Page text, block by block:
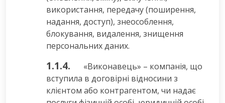
використання, передачу (поширення,
надання, доступ), знеособлення,
блокування, видалення, знищення
персональних даних.
1.1.4.
«Виконавець» – компанія, що
вступила в договірні відносини з
клієнтом або контрагентом, чи надає